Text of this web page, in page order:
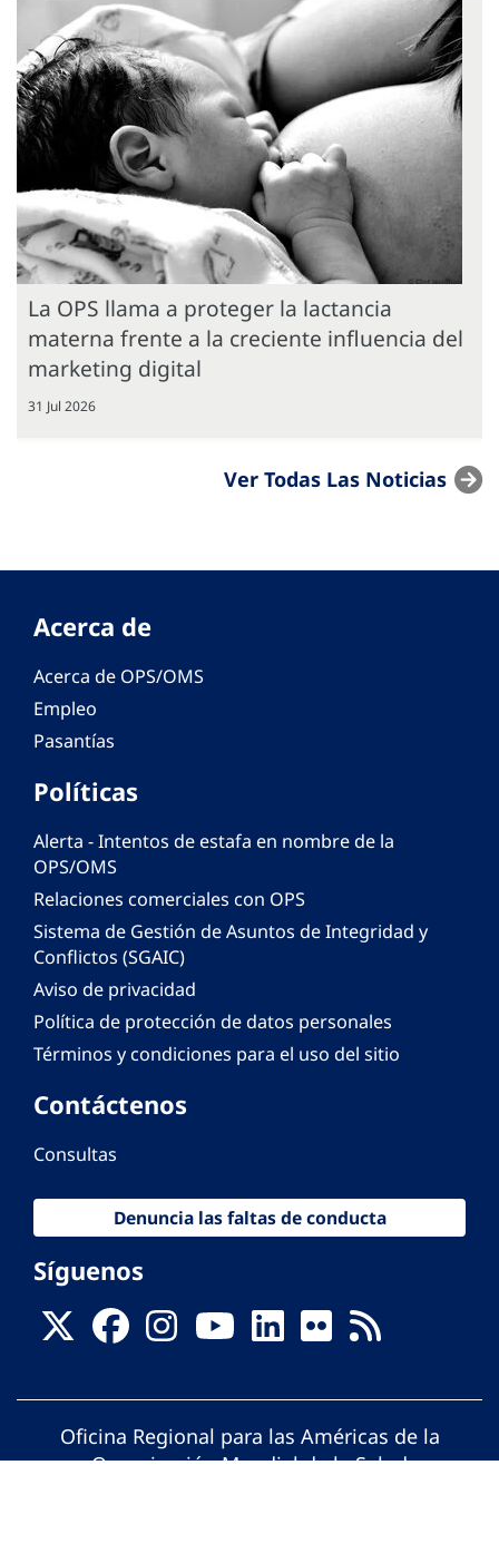
La OPS llama a proteger la lactancia
materna frente a la creciente influencia del
marketing digital
31 Jul 2026
Ver Todas Las Noticias
Acerca de
Acerca de OPS/OMS
Empleo
Pasantías
Políticas
Alerta - Intentos de estafa en nombre de la
OPS/OMS
Relaciones comerciales con OPS
Sistema de Gestión de Asuntos de Integridad y
Conflictos (SGAIC)
Aviso de privacidad
Política de protección de datos personales
Términos y condiciones para el uso del sitio
Contáctenos
Consultas
Denuncia las faltas de conducta
Síguenos
Oficina Regional para las Américas de la
Organización Mundial de la Salud